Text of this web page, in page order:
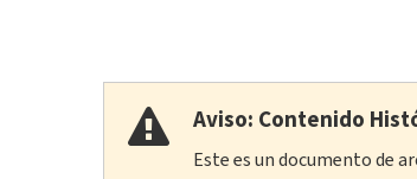
Aviso: Contenido
Este es un documento de